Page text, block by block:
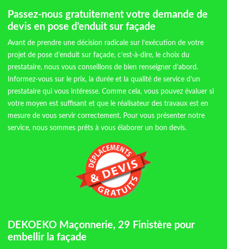
Passez-nous gratuitement votre demande de
devis en pose d’enduit sur façade
Avant de prendre une décision radicale sur l’exécution de votre
projet de pose d’enduit sur façade, c’est-à-dire, le choix du
prestataire, nous vous conseillons de bien renseigner d’abord.
Informez-vous sur le prix, la durée et la qualité de service d’un
prestataire qui vous intéresse. Comme cela, vous pouvez évaluer si
votre moyen est suffisant et que le réalisateur des travaux est en
mesure de vous servir correctement. Pour vous présenter notre
service, nous sommes prêts à vous élaborer un bon devis.
DEKOEKO Maçonnerie, 29 Finistère pour
embellir la façade